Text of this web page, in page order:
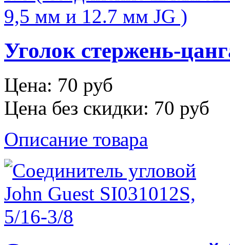
Уголок стержень-
Цена: 70 руб
Цена без скидки: 70 руб
Описание товара